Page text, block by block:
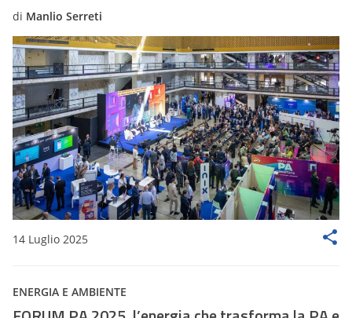
di Manlio Serreti
14 Luglio 2025
ENERGIA E AMBIENTE